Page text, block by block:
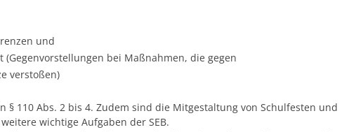
und
(Gegenvorstellungen bei Maßnahmen, die gegen
verstoßen)
§ 110 Abs. 2 bis 4. Zudem sind die Mitgestaltung von Schulfesten und
wichtige Aufgaben der SEB.